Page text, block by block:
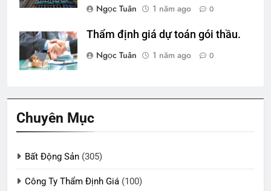
Ngọc Tuân
1 năm ago 0
Thẩm định giá dự toán gói thầu.
Ngọc Tuân
1 năm ago 0
Chuyên Mục
Bất Động Sản (305)
Công Ty Thẩm Định Giá (100)